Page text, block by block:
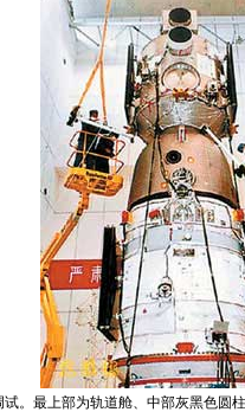
。最上部为轨道舱、中部灰黑色圆